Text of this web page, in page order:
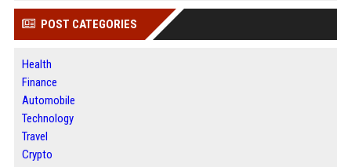
POST CATEGORIES
Health
Finance
Automobile
Technology
Travel
Crypto